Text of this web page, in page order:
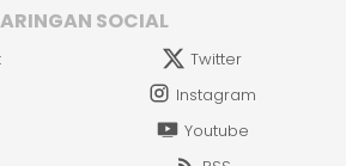
SOCIAL
Twitter
Instagram
Youtube